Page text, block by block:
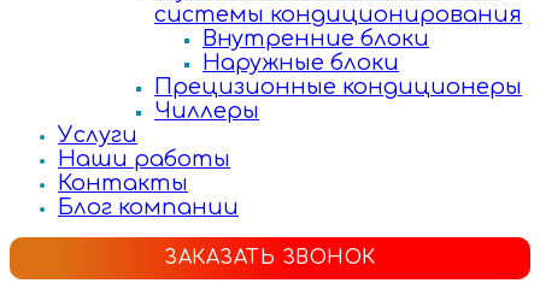
системы кондиционирования
Внутренние блоки
Наружные блоки
Прецизионные кондиционеры
Чиллеры
Услуги
Наши работы
Контакты
Блог компании
ЗАКАЗАТЬ ЗВОНОК